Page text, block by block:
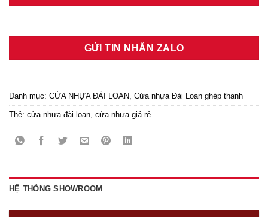
GỬI TIN NHẮN ZALO
Danh mục: CỬA NHỰA ĐÀI LOAN, Cửa nhựa Đài Loan ghép thanh
Thẻ: cửa nhựa đài loan, cửa nhựa giá rẻ
HỆ THỐNG SHOWROOM